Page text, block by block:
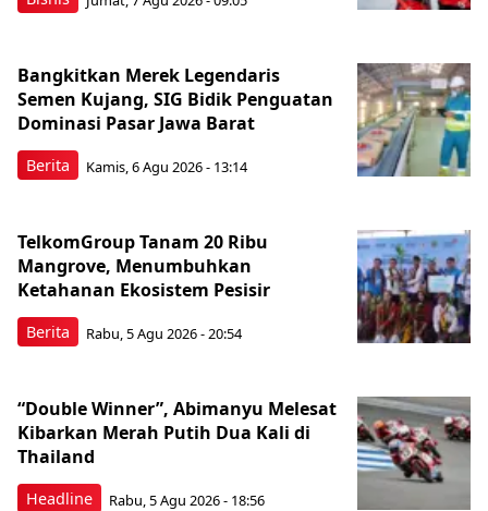
Berita
Bangkitkan Merek Legendaris
Semen Kujang, SIG Bidik Penguatan
Dominasi Pasar Jawa Barat
Kamis, 6 Agu 2026 - 13:14
Berita
TelkomGroup Tanam 20 Ribu
Mangrove, Menumbuhkan
Ketahanan Ekosistem Pesisir
Rabu, 5 Agu 2026 - 20:54
Headline
“Double Winner”, Abimanyu Melesat
Kibarkan Merah Putih Dua Kali di
Thailand
Rabu, 5 Agu 2026 - 18:56